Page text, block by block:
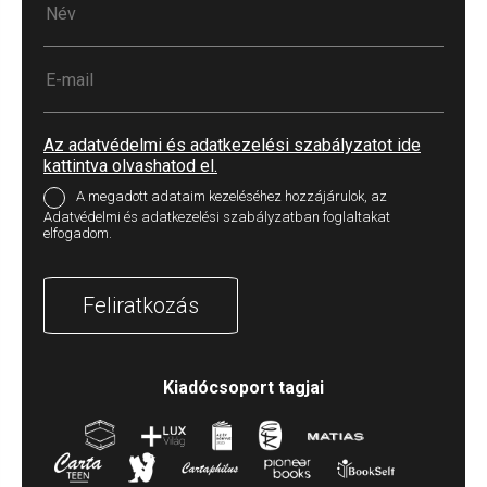
Az adatvédelmi és adatkezelési szabályzatot ide
kattintva olvashatod el.
A megadott adataim kezeléséhez hozzájárulok, az
Adatvédelmi és adatkezelési szabályzatban foglaltakat
elfogadom.
Feliratkozás
Kiadócsoport tagjai